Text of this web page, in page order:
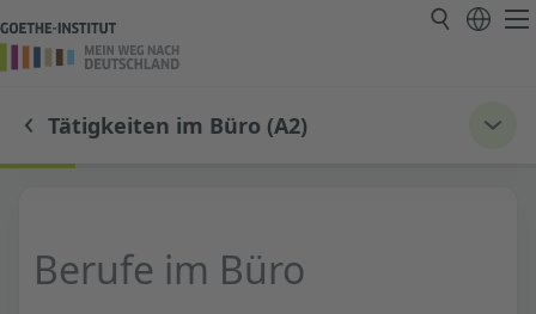
Tätigkeiten im Büro (A2)
Berufe im Büro